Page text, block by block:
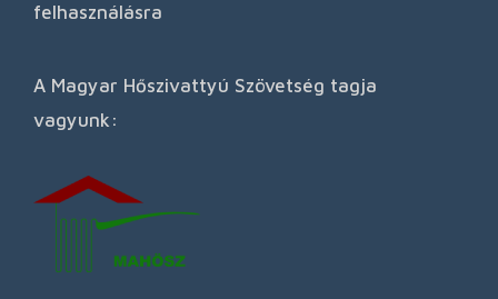
felhasználásra
A Magyar Hőszivattyú Szövetség tagja
vagyunk: